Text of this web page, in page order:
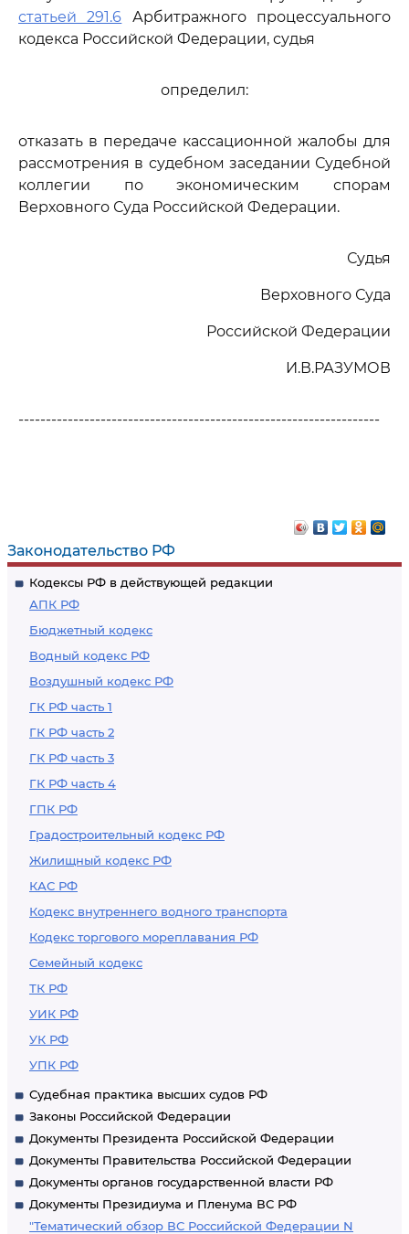
Законодательство РФ
Кодексы РФ в действующей редакции
АПК РФ
Бюджетный кодекс
Водный кодекс РФ
Воздушный кодекс РФ
ГК РФ часть 1
ГК РФ часть 2
ГК РФ часть 3
ГК РФ часть 4
ГПК РФ
Градостроительный кодекс РФ
Жилищный кодекс РФ
КАС РФ
Кодекс внутреннего водного транспорта
Кодекс торгового мореплавания РФ
Семейный кодекс
ТК РФ
УИК РФ
УК РФ
УПК РФ
Судебная практика высших судов РФ
Законы Российской Федерации
Документы Президента Российской Федерации
Документы Правительства Российской Федерации
Документы органов государственной власти РФ
Документы Президиума и Пленума ВС РФ
"Тематический обзор ВС Российской Федерации N
статьей 291.6 Арбитражного процессуального
кодекса Российской Федерации, судья
определил:
отказать в передаче кассационной жалобы для
рассмотрения в судебном заседании Судебной
коллегии по экономическим спорам
Верховного Суда Российской Федерации.
Судья
Верховного Суда
Российской Федерации
И.В.РАЗУМОВ
------------------------------------------------------------------